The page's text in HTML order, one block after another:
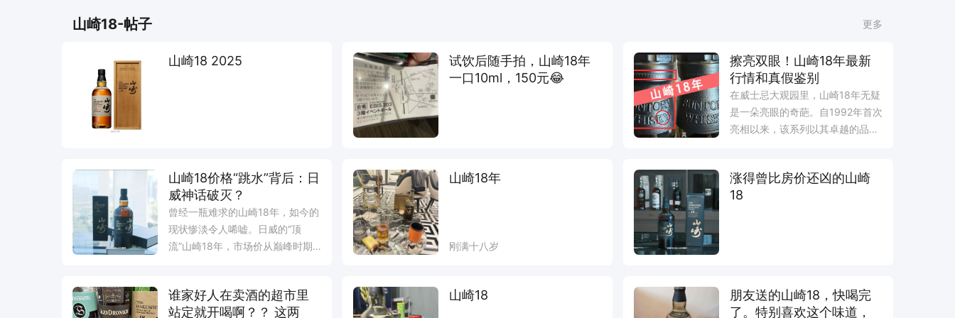
山崎18-帖子 更多
山崎18 2025
试饮后随手拍，山崎18年
一口10ml，150元😂
擦亮双眼！山崎18年最新
行情和真假鉴别
在威士忌大观园里，山崎18年无疑
是一朵亮眼的奇葩。自1992年首次
亮相以来，该系列以其卓越的品质
山崎18价格“跳水”背后：日
威神话破灭？
曾经一瓶难求的山崎18年，如今的
现状惨淡令人唏嘘。日威的“顶
流”山崎18年，市场价从巅峰时期
山崎18年
刚满十八岁
涨得曾比房价还凶的山崎
18
谁家好人在卖酒的超市里
站定就开喝啊？？ 这两
山崎18
朋友送的山崎18，快喝完
了。特别喜欢这个味道，